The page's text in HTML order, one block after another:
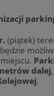
(piątek)
dalej
.